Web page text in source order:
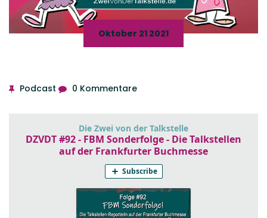
Oktober 21 2021
Podcast 0 Kommentare